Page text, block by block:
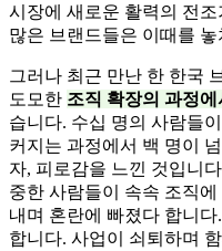
시장에 새로운 활력의 전
많은 브랜드들은 이때를
그러나 최근 만난 한 한국
도모한 조직 확장의 과정
습니다. 수십 명의 사람들
커지는 과정에서 백 명이
자, 피로감을 느낀 것입니
중한 사람들이 속속 조직
내며 혼란에 빠졌다 합니
합니다. 사업이 쇠퇴하며